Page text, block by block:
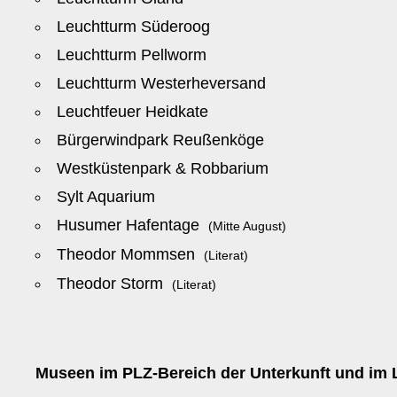
Leuchtturm Süderoog
Leuchtturm Pellworm
Leuchtturm Westerheversand
Leuchtfeuer Heidkate
Bürgerwindpark Reußenköge
Westküstenpark & Robbarium
Sylt Aquarium
Husumer Hafentage(Mitte August)
Theodor Mommsen(Literat)
Theodor Storm(Literat)
Museen im PLZ-Bereich der Unterkunft und im